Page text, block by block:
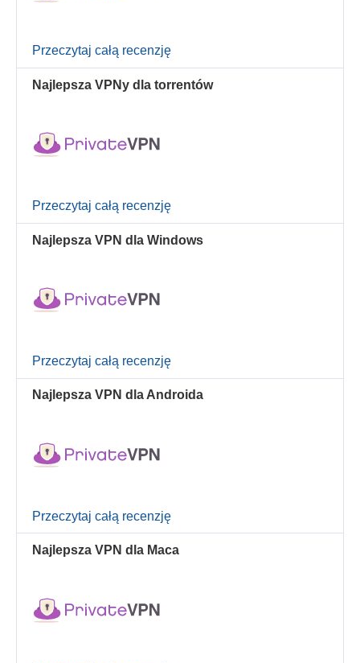
Przeczytaj całą recenzję
Najlepsza VPNy dla torrentów
Przeczytaj całą recenzję
Najlepsza VPN dla Windows
Przeczytaj całą recenzję
Najlepsza VPN dla Androida
Przeczytaj całą recenzję
Najlepsza VPN dla Maca